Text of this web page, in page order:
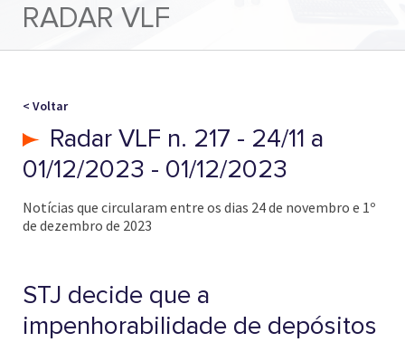
RADAR VLF
< Voltar
Radar VLF n. 217 - 24/11 a
01/12/2023 - 01/12/2023
Notícias que circularam entre os dias 24 de novembro e 1º
de dezembro de 2023
STJ decide que a
impenhorabilidade de depósitos